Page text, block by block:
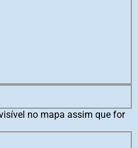
no mapa assim que for